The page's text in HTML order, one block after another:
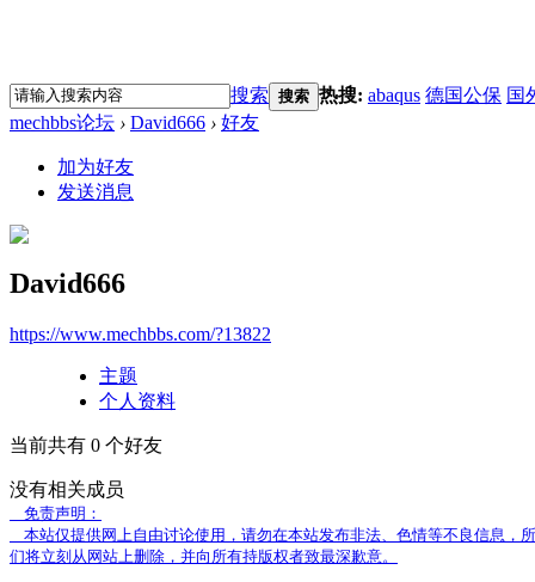
搜索 搜索 热搜: abaqus 德国公保 国
mechbbs论坛 › David666 › 好友
加为好友
发送消息
David666
https://www.mechbbs.com/?13822
主题
个人资料
当前共有 0 个好友
没有相关成员
免责声明：
本站仅提供网上自由讨论使用，请勿在本站发布非法、色情等不良信息，
们将立刻从网站上删除，并向所有持版权者致最深歉意。